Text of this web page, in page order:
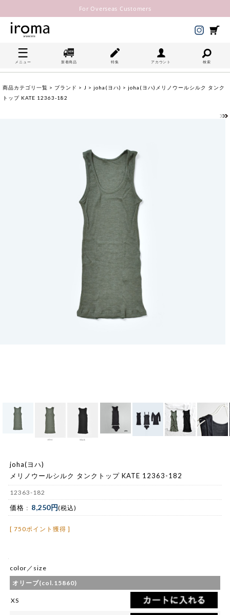
For Overseas Customers
メニュー 新着商品 特集 アカウント 検索
商品カテゴリ一覧 > ブランド > J > joha(ヨハ) > joha(ヨハ)メリノウールシルク タンク
トップ KATE 12363-182
joha(ヨハ)
メリノウールシルク タンクトップ KATE 12363-182
12363-182
価格 : 8,250円(税込)
[ 750ポイント獲得 ]
color／size
オリーブ(col.15860)
XS